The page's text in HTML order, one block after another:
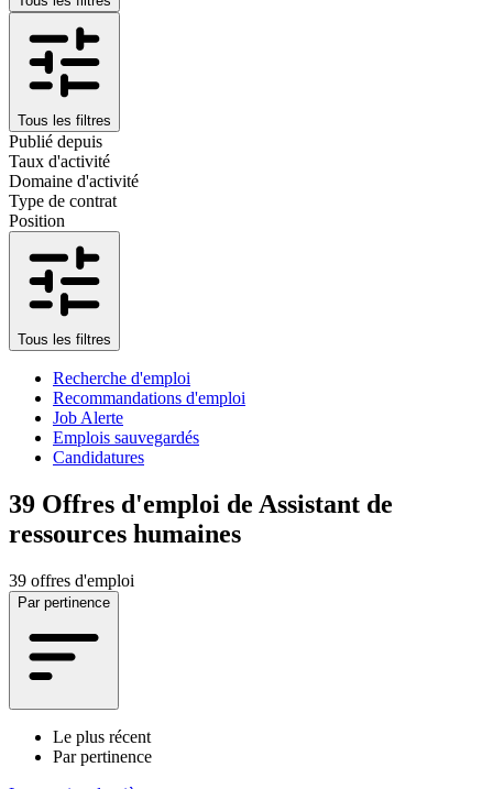
Tous les filtres
Publié depuis
Taux d'activité
Domaine d'activité
Type de contrat
Position
Tous les filtres
Recherche d'emploi
Recommandations d'emploi
Job Alerte
Emplois sauvegardés
Candidatures
39 Offres d'emploi de Assistant de
ressources humaines
39 offres d'emploi
Par pertinence
Le plus récent
Par pertinence